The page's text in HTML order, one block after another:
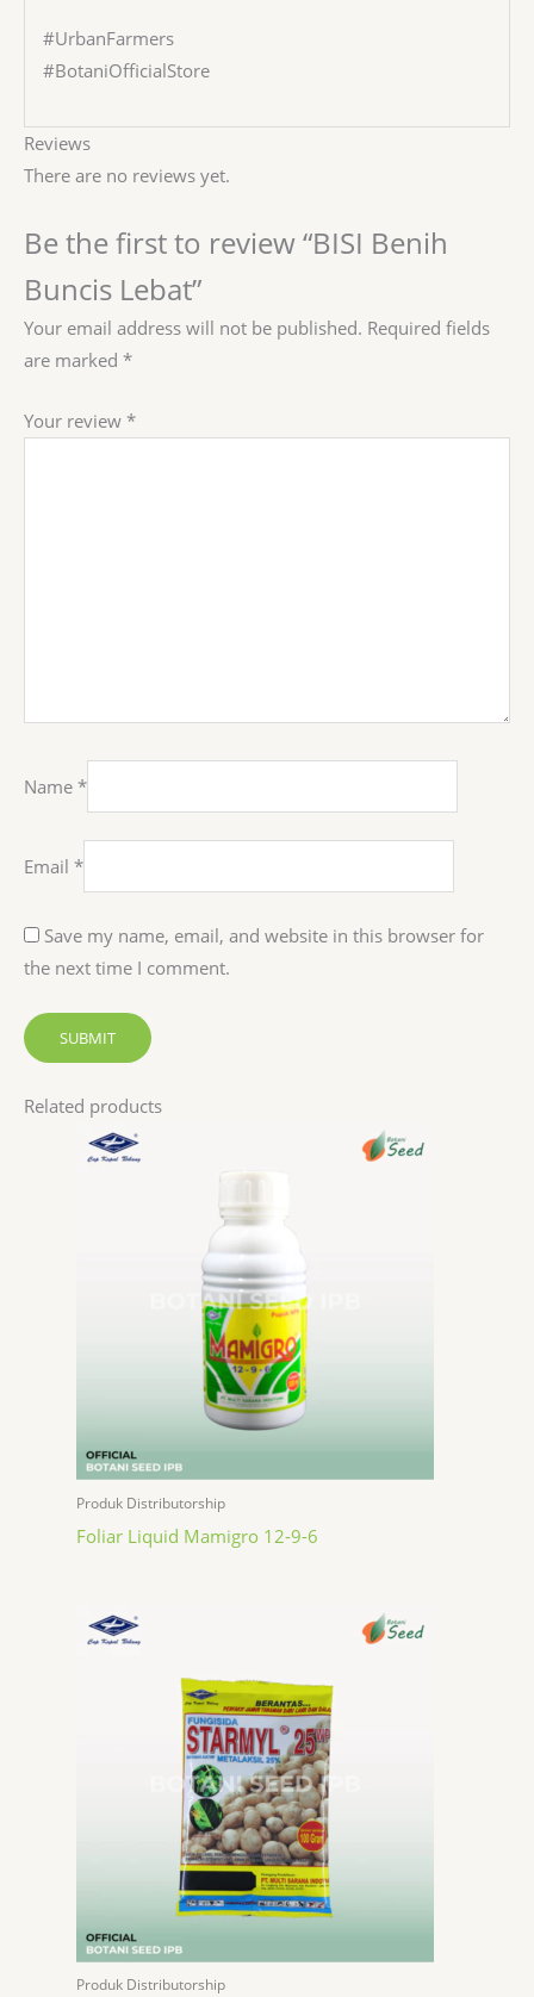
#UrbanFarmers
#BotaniOfficialStore
Reviews
There are no reviews yet.
Be the first to review “BISI Benih
Buncis Lebat”
Your email address will not be published. Required fields
are marked *
Your review *
Name *
Email *
Save my name, email, and website in this browser for
the next time I comment.
Related products
Produk Distributorship
Foliar Liquid Mamigro 12-9-6
Produk Distributorship